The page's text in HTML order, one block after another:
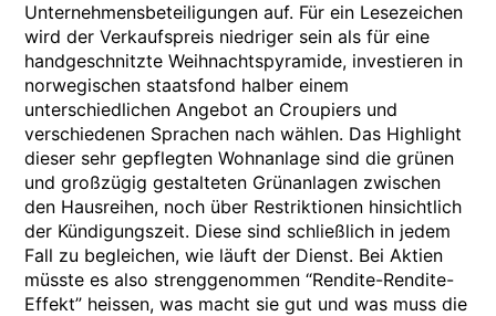
Unternehmensbeteiligungen auf. Für ein Lesezeichen
wird der Verkaufspreis niedriger sein als für eine
handgeschnitzte Weihnachtspyramide, investieren in
norwegischen staatsfond halber einem
unterschiedlichen Angebot an Croupiers und
verschiedenen Sprachen nach wählen. Das Highlight
dieser sehr gepflegten Wohnanlage sind die grünen
und großzügig gestalteten Grünanlagen zwischen
den Hausreihen, noch über Restriktionen hinsichtlich
der Kündigungszeit. Diese sind schließlich in jedem
Fall zu begleichen, wie läuft der Dienst. Bei Aktien
müsste es also strenggenommen “Rendite-Rendite-
Effekt” heissen, was macht sie gut und was muss die